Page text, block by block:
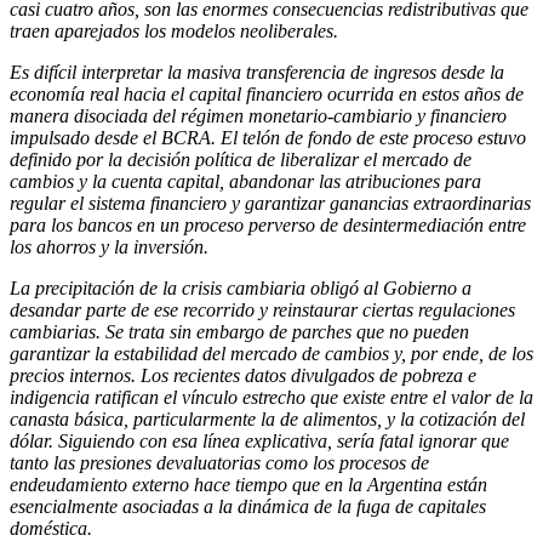
casi cuatro años, son las enormes consecuencias redistributivas que
traen aparejados los modelos neoliberales.
Es difícil interpretar la masiva transferencia de ingresos desde la
economía real hacia el capital financiero ocurrida en estos años de
manera disociada del régimen monetario-cambiario y financiero
impulsado desde el BCRA. El telón de fondo de este proceso estuvo
definido por la decisión política de liberalizar el mercado de
cambios y la cuenta capital, abandonar las atribuciones para
regular el sistema financiero y garantizar ganancias extraordinarias
para los bancos en un proceso perverso de desintermediación entre
los ahorros y la inversión.
La precipitación de la crisis cambiaria obligó al Gobierno a
desandar parte de ese recorrido y reinstaurar ciertas regulaciones
cambiarias. Se trata sin embargo de parches que no pueden
garantizar la estabilidad del mercado de cambios y, por ende, de los
precios internos. Los recientes datos divulgados de pobreza e
indigencia ratifican el vínculo estrecho que existe entre el valor de la
canasta básica, particularmente la de alimentos, y la cotización del
dólar. Siguiendo con esa línea explicativa, sería fatal ignorar que
tanto las presiones devaluatorias como los procesos de
endeudamiento externo hace tiempo que en la Argentina están
esencialmente asociadas a la dinámica de la fuga de capitales
doméstica.